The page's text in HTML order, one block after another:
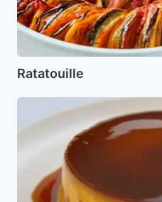
Ratatouille
Manzanas